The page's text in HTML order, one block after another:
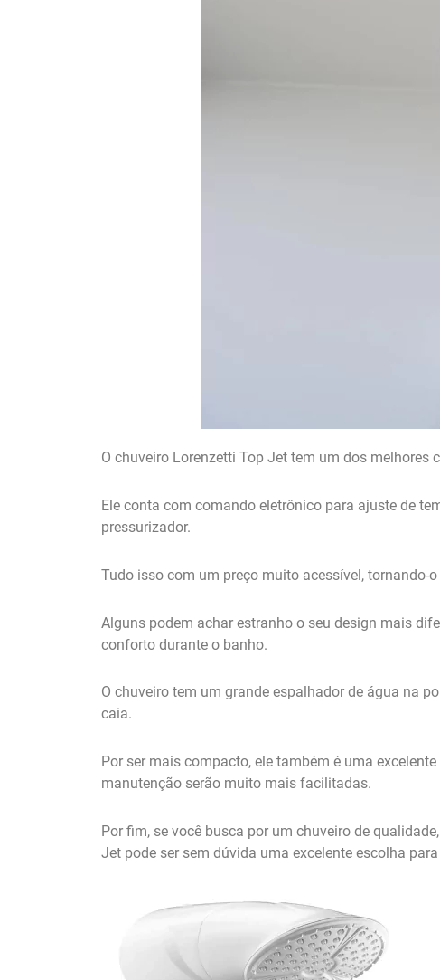
O chuveiro Lorenzetti Top Jet tem um dos melhores
Ele conta com comando eletrônico para ajuste de
pressurizador.
Tudo isso com um preço muito acessível, tornando-
Alguns podem achar estranho o seu design mais
conforto durante o banho.
O chuveiro tem um grande espalhador de água na
caia.
Por ser mais compacto, ele também é uma
manutenção serão muito mais facilitadas.
Por fim, se você busca por um chuveiro de
Jet pode ser sem dúvida uma excelente escolha